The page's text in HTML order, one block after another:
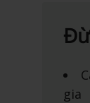
gia